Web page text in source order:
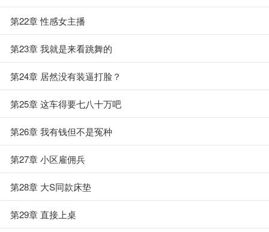
第22章 性感女主播
第23章 我就是来看跳舞的
第24章 居然没有装逼打脸？
第25章 这车得要七八十万吧
第26章 我有钱但不是冤种
第27章 小区雇佣兵
第28章 大S同款床垫
第29章 直接上桌